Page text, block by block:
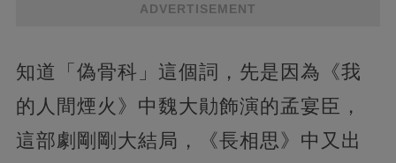
ADVERTISEMENT
知道「偽骨科」這個詞，先是因為《我
的人間煙火》中魏大勛飾演的孟宴臣，
這部劇剛剛大結局，《長相思》中又出